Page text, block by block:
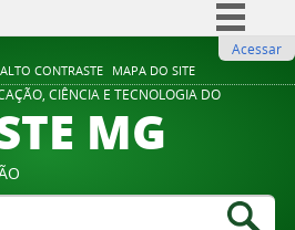
ALTO CONTRASTE MAPA DO SITE
Comunica BR
Participe
Legislação
Acessar
CIÊNCIA E TECNOLOGIA DO
MG